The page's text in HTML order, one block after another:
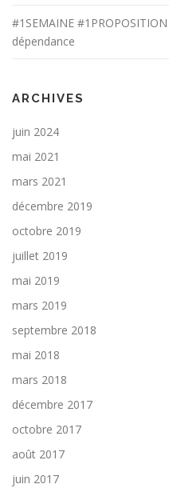
#1SEMAINE #1PROPOSITION
dépendance
ARCHIVES
juin 2024
mai 2021
mars 2021
décembre 2019
octobre 2019
juillet 2019
mai 2019
mars 2019
septembre 2018
mai 2018
mars 2018
décembre 2017
octobre 2017
août 2017
juin 2017